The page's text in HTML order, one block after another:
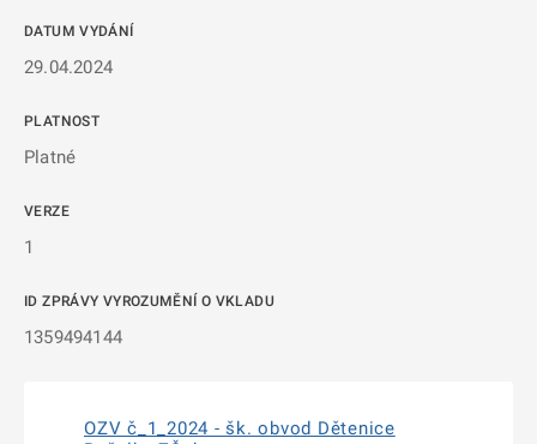
DATUM VYDÁNÍ
29.04.2024
PLATNOST
Platné
VERZE
1
ID ZPRÁVY VYROZUMĚNÍ O VKLADU
1359494144
OZV č_1_2024 - šk. obvod Dětenice